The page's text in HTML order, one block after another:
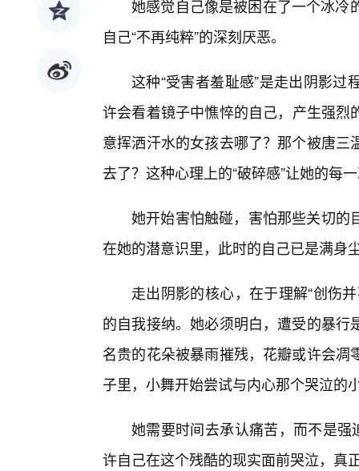
她感觉自己像是被困在了一个冰冷
自己“不再纯粹”的深刻厌恶。
这种“受害者羞耻感”是走出阴影
许会看着镜子中憔悴的自己，产生强
意挥洒汗水的女孩去哪了？那个被唐
去了？这种心理上的“破碎感”让她的每
她开始害怕触碰，害怕那些关切的
在她的潜意识里，此时的自己已是满身
走出阴影的核心，在于理解“创伤
的自我接纳。她必须明白，遭受的暴
名贵的花朵被暴雨摧残，花瓣或许会
子里，小舞开始尝试与内心那个哭泣的
她需要时间去承认痛苦，而不是强
许自己在这个残酷的现实面前哭泣，真